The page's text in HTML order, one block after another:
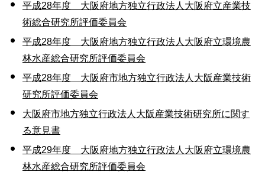
平成28年度 大阪府地方独立行政法人大阪府立産業技
術総合研究所評価委員会
平成28年度 大阪府地方独立行政法人大阪府立環境農
林水産総合研究所評価委員会
平成28年度 大阪府市地方独立行政法人大阪産業技術
研究所評価委員会
大阪府市地方独立行政法人大阪産業技術研究所に関す
る意見書
平成29年度 大阪府地方独立行政法人大阪府立環境農
林水産総合研究所評価委員会